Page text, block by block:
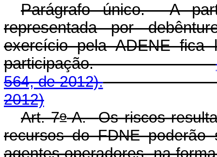
Parágrafo único. A
representada por
exercício pela ADENE fica
participação.
564, de 2012).
2012)
Art. 7o-A.Os riscos
recursos do FDNE poderão
agentes operadores, na